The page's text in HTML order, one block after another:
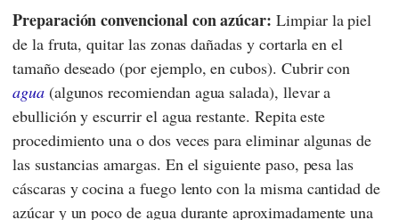
Preparación convencional con azúcar: Limpiar la piel
de la fruta, quitar las zonas dañadas y cortarla en el
tamaño deseado (por ejemplo, en cubos). Cubrir con
agua(algunos recomiendan agua salada), llevar a
ebullición y escurrir el agua restante. Repita este
procedimiento una o dos veces para eliminar algunas de
las sustancias amargas. En el siguiente paso, pesa las
cáscaras y cocina a fuego lento con la misma cantidad de
azúcar y un poco de agua durante aproximadamente una